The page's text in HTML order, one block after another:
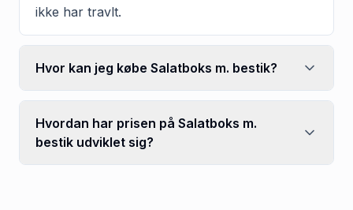
ikke har travlt.
Hvor kan jeg købe Salatboks m. bestik?
Hvordan har prisen på Salatboks m.
bestik udviklet sig?